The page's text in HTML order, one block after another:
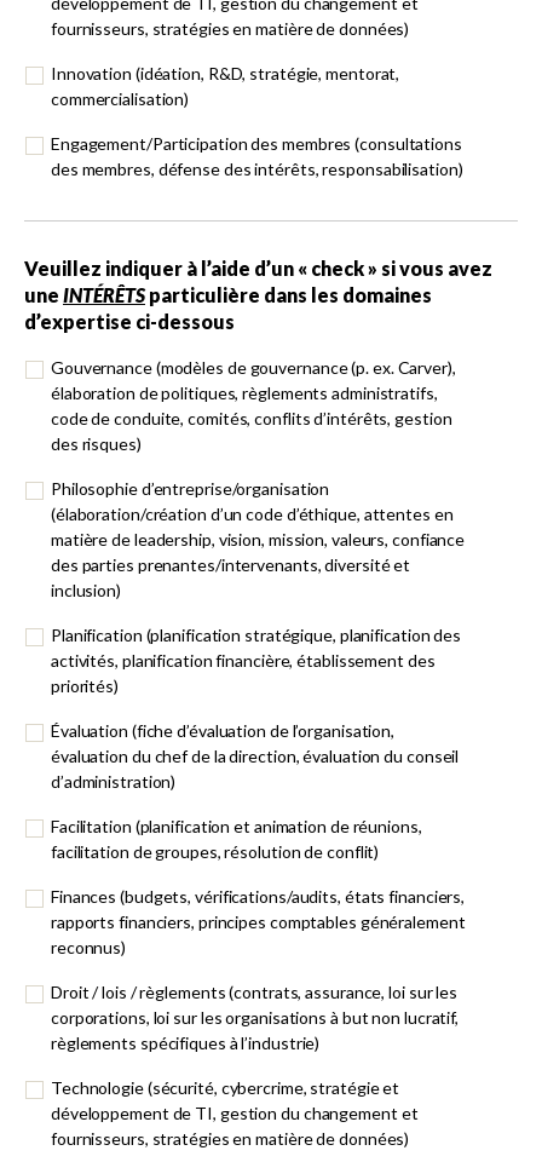
fournisseurs, stratégies en matière de données)
Innovation (idéation, R&D, stratégie, mentorat,
commercialisation)
Engagement/Participation des membres (consultations
des membres, défense des intérêts, responsabilisation)
Veuillez indiquer à l’aide d’un « check » si vous avez
une INTÉRÊTSparticulière dans les domaines
d’expertise ci-dessous
Gouvernance (modèles de gouvernance (p. ex. Carver),
élaboration de politiques, règlements administratifs,
code de conduite, comités, conflits d’intérêts, gestion
des risques)
Philosophie d’entreprise/organisation
(élaboration/création d’un code d’éthique, attentes en
matière de leadership, vision, mission, valeurs, confiance
des parties prenantes/intervenants, diversité et
inclusion)
Planification (planification stratégique, planification des
activités, planification financière, établissement des
priorités)
Évaluation (fiche d’évaluation de l’organisation,
évaluation du chef de la direction, évaluation du conseil
d’administration)
Facilitation (planification et animation de réunions,
facilitation de groupes, résolution de conflit)
Finances (budgets, vérifications/audits, états financiers,
rapports financiers, principes comptables généralement
reconnus)
Droit / lois / règlements (contrats, assurance, loi sur les
corporations, loi sur les organisations à but non lucratif,
règlements spécifiques à l’industrie)
Technologie (sécurité, cybercrime, stratégie et
développement de TI, gestion du changement et
fournisseurs, stratégies en matière de données)